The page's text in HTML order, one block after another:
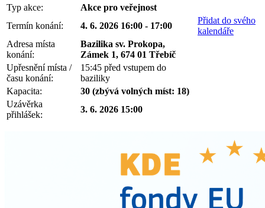
Typ akce:
Akce pro veřejnost
Termín konání:
4. 6. 2026 16:00 - 17:00
Přidat do svého
kalendáře
Adresa místa
konání:
Bazilika sv. Prokopa,
Zámek 1, 674 01 Třebíč
Upřesnění místa /
času konání:
15:45 před vstupem do
baziliky
Kapacita:
30 (zbývá volných míst: 18)
Uzávěrka
přihlášek:
3. 6. 2026 15:00